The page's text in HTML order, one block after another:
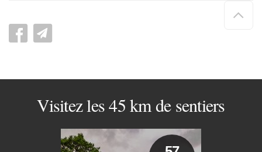
de
Visitez les 45 km de sentiers